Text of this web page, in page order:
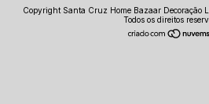
Copyright Santa Cruz Home Bazaar Decoração
Todos os direitos